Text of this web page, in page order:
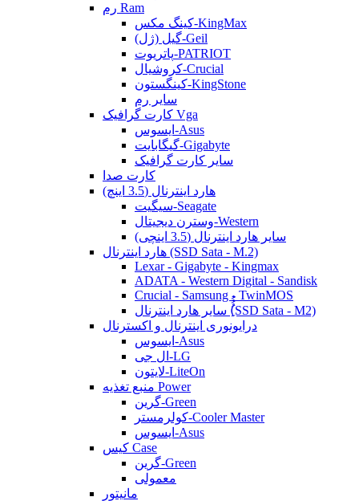
رم Ram
کینگ مکس-KingMax
گیل (ژل)-Geil
پاتریوت-PATRIOT
کروشیال-Crucial
کینگستون-KingStone
سایر رم
کارت گرافیک Vga
ایسوس-Asus
گیگابایت-Gigabyte
سایر کارت گرافیک
کارت صدا
هارد اینترنال (3.5 اینچ)
سیگیت-Seagate
وسترن دیجیتال-Western
سایر هارد اینترنال (3.5 اینچی)
هارد اینترنال (SSD Sata - M.2)
Lexar - Gigabyte - Kingmax
ADATA - Western Digital - Sandisk
Crucial - Samsung - TwinMOS
سایر هارد اینترنال (ُُُِSSD Sata - M2)
درایونوری اینترنال و اکسترنال
ایسوس-Asus
ال جی-LG
لایتون-LiteOn
منبع تغذیه Power
گرین-Green
کولرمستر-Cooler Master
ایسوس-Asus
کیس Case
گرین-Green
معمولی
مانیتور